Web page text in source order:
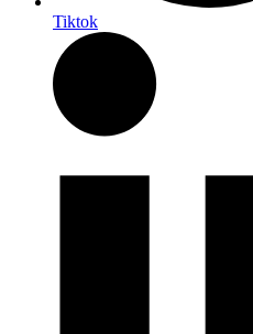
Tiktok